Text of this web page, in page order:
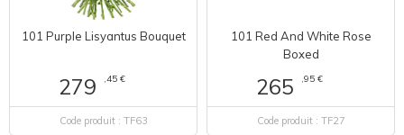
101 Purple Lisyantus Bouquet
279 ,45 €
Code produit : TF63
101 Red And White Rose
Boxed
265 ,95 €
Code produit : TF27